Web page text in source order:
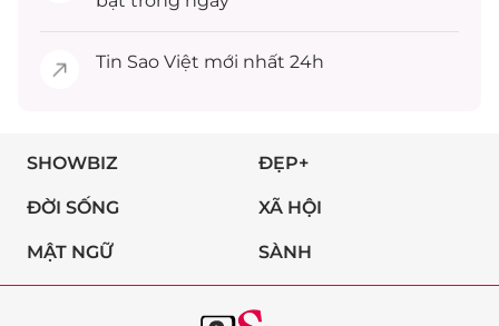
Tin Sao Việt mới nhất 24h
SHOWBIZ ĐẸP+
ĐỜI SỐNG XÃ HỘI
MẬT NGỮ SÀNH